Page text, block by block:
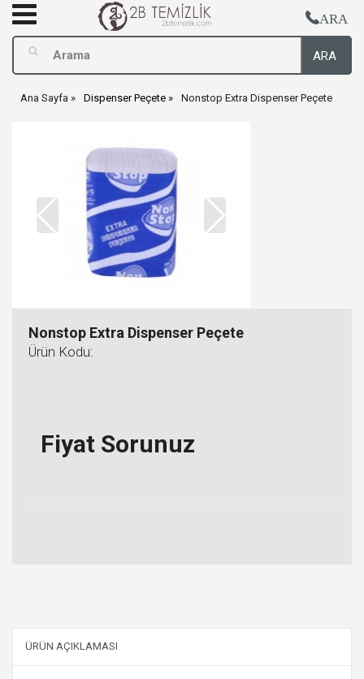
ARA
ARA
Ana Sayfa Dispenser Peçete Nonstop Extra Dispenser Peçete
Nonstop Extra Dispenser Peçete
Ürün Kodu:
Fiyat Sorunuz
ÜRÜN AÇIKLAMASI